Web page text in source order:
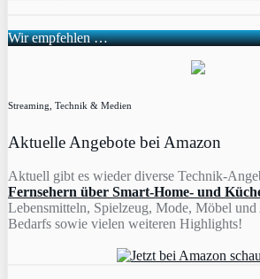
Wir empfehlen …
Streaming, Technik & Medien
Aktuelle Angebote bei Amazon
Aktuell gibt es wieder diverse Technik-
Fernsehern über Smart-Home- und
Lebensmitteln, Spielzeug, Mode, Möbel
Bedarfs sowie vielen weiteren Highlights!